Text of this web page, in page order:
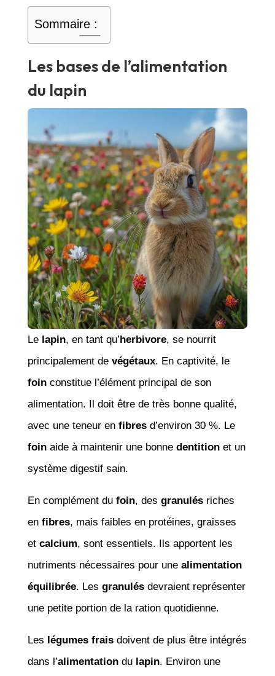
Sommaire :
Les bases de l’alimentation
du lapin
Le lapin, en tant qu’herbivore, se nourrit
principalement de végétaux. En captivité, le
foinconstitue l’élément principal de son
alimentation. Il doit être de très bonne qualité,
avec une teneur en fibresd’environ 30 %. Le
foinaide à maintenir une bonne dentitionet un
système digestif sain.
En complément du foin, des granulésriches
en fibres, mais faibles en protéines, graisses
et calcium, sont essentiels. Ils apportent les
nutriments nécessaires pour une alimentation
équilibrée. Les granulésdevraient représenter
une petite portion de la ration quotidienne.
Les légumes fraisdoivent de plus être intégrés
dans l’alimentationdu lapin. Environ une